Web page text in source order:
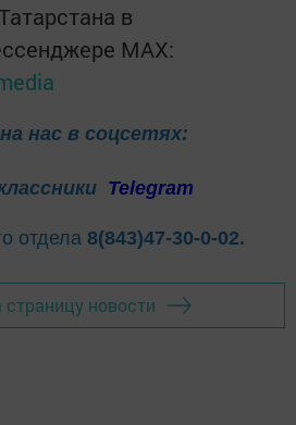
в
MАХ:
нас в соцсетях:
Telegram
отдела 8(843)47-30-0-02.
страницу новости